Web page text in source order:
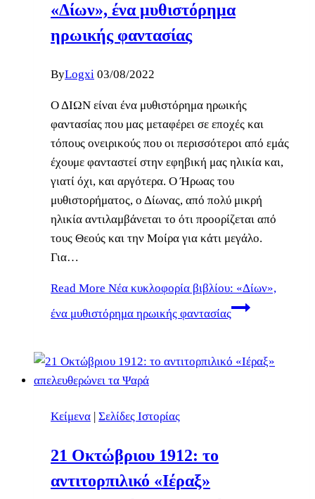
«Δίων», ένα μυθιστόρημα
ηρωικής φαντασίας
ByLogxi 03/08/2022
Ο ΔΙΩΝ είναι ένα μυθιστόρημα ηρωικής
φαντασίας που μας μεταφέρει σε εποχές και
τόπους ονειρικούς που οι περισσότεροι από εμάς
έχουμε φανταστεί στην εφηβική μας ηλικία και,
γιατί όχι, και αργότερα. Ο Ήρωας του
μυθιστορήματος, ο Δίωνας, από πολύ μικρή
ηλικία αντιλαμβάνεται το ότι προορίζεται από
τους Θεούς και την Μοίρα για κάτι μεγάλο.
Για…
Read More Νέα κυκλοφορία βιβλίου: «Δίων»,
ένα μυθιστόρημα ηρωικής φαντασίας
Κείμενα | Σελίδες Ιστορίας
21 Οκτώβριου 1912: το
αντιτορπιλικό «Ιέραξ»